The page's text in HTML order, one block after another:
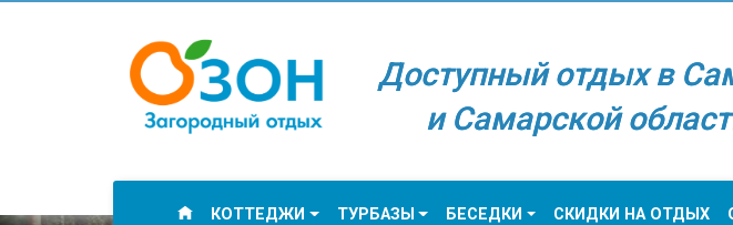
Доступный отдых в
и Самарской
КОТТЕДЖИ ТУРБАЗЫ БЕСЕДКИ СКИДКИ НА ОТДЫХ